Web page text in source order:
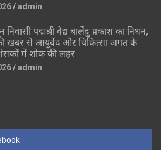
admin
पद्मश्री वैद्य बालेंदु प्रकाश का निधन,
खबर से आयुर्वेद और चिकित्सा जगत के
में शोक की लहर
admin